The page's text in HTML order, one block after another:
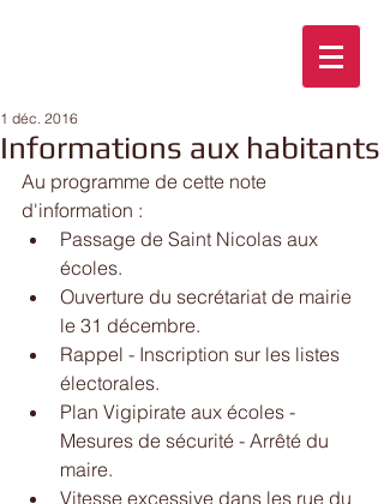
Informations aux habitants
1 déc. 2016
Au programme de cette note
d'information :
Passage de Saint Nicolas aux
écoles.
Ouverture du secrétariat de mairie
le 31 décembre.
Rappel - Inscription sur les listes
électorales.
Plan Vigipirate aux écoles -
Mesures de sécurité - Arrêté du
maire.
Vitesse excessive dans les rue du